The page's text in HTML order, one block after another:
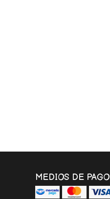
MEDIOS DE PAGO